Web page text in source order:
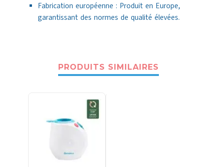
Fabrication européenne : Produit en Europe,
garantissant des normes de qualité élevées.
PRODUITS SIMILAIRES